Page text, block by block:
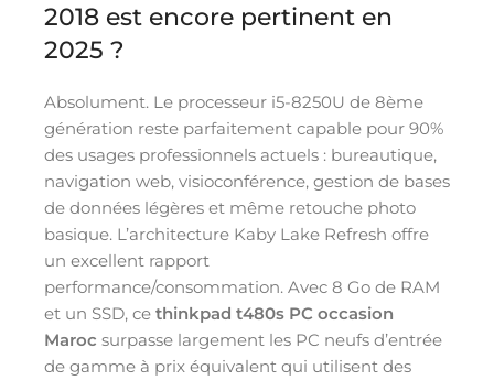
2018 est encore pertinent en
2025 ?
Absolument. Le processeur i5-8250U de 8ème
génération reste parfaitement capable pour 90%
des usages professionnels actuels : bureautique,
navigation web, visioconférence, gestion de bases
de données légères et même retouche photo
basique. L’architecture Kaby Lake Refresh offre
un excellent rapport
performance/consommation. Avec 8 Go de RAM
et un SSD, ce thinkpad t480s PC occasion
Maroc surpasse largement les PC neufs d’entrée
de gamme à prix équivalent qui utilisent des